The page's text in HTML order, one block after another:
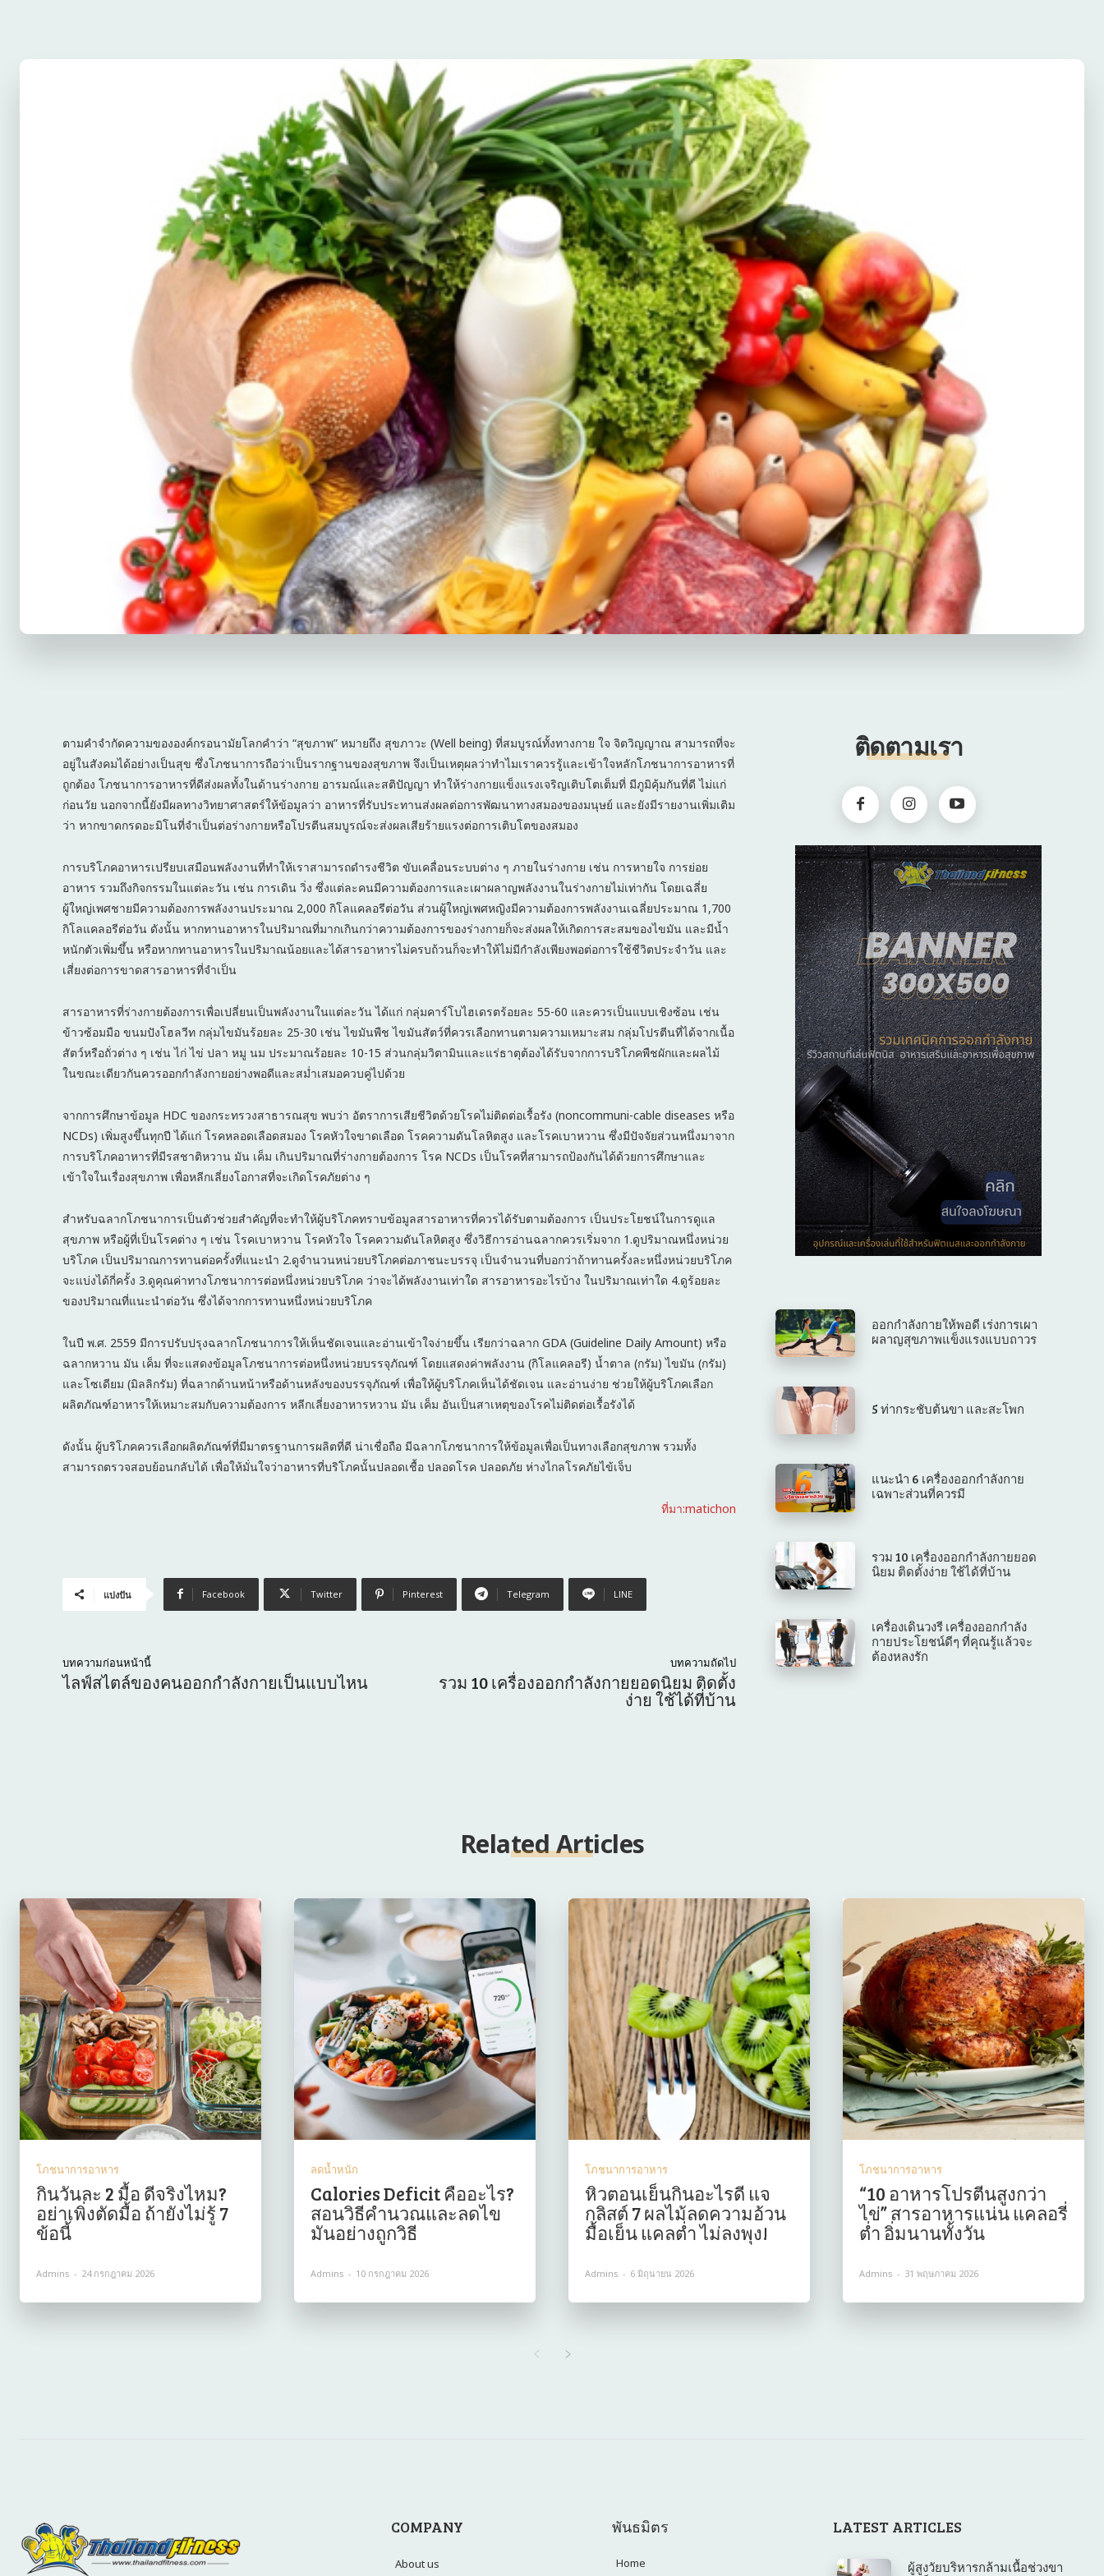
ตามคำจำกัดความขององค์กรอนามัยโลกคำว่า “สุขภาพ” หมายถึง สุขภาวะ (Well being) ที่สมบูรณ์ทั้งทางกาย ใจ จิตวิญญาณ สามารถที่จะ
อยู่ในสังคมได้อย่างเป็นสุข ซึ่งโภชนาการถือว่าเป็นรากฐานของสุขภาพ จึงเป็นเหตุผลว่าทำไมเราควรรู้และเข้าใจหลักโภชนาการอาหารที่
ถูกต้อง โภชนาการอาหารที่ดีส่งผลทั้งในด้านร่างกาย อารมณ์และสติปัญญา ทำให้ร่างกายแข็งแรงเจริญเติบโตเต็มที่ มีภูมิคุ้มกันที่ดี ไม่แก่
ก่อนวัย นอกจากนี้ยังมีผลทางวิทยาศาสตร์ให้ข้อมูลว่า อาหารที่รับประทานส่งผลต่อการพัฒนาทางสมองของมนุษย์ และยังมีรายงานเพิ่มเติม
ว่า หากขาดกรดอะมิโนที่จำเป็นต่อร่างกายหรือโปรตีนสมบูรณ์จะส่งผลเสียร้ายแรงต่อการเติบโตของสมอง
การบริโภคอาหารเปรียบเสมือนพลังงานที่ทำให้เราสามารถดำรงชีวิต ขับเคลื่อนระบบต่าง ๆ ภายในร่างกาย เช่น การหายใจ การย่อย
อาหาร รวมถึงกิจกรรมในแต่ละวัน เช่น การเดิน วิ่ง ซึ่งแต่ละคนมีความต้องการและเผาผลาญพลังงานในร่างกายไม่เท่ากัน โดยเฉลี่ย
ผู้ใหญ่เพศชายมีความต้องการพลังงานประมาณ 2,000 กิโลแคลอรีต่อวัน ส่วนผู้ใหญ่เพศหญิงมีความต้องการพลังงานเฉลี่ยประมาณ 1,700
กิโลแคลอรีต่อวัน ดังนั้น หากทานอาหารในปริมาณที่มากเกินกว่าความต้องการของร่างกายก็จะส่งผลให้เกิดการสะสมของไขมัน และมีน้ำ
หนักตัวเพิ่มขึ้น หรือหากทานอาหารในปริมาณน้อยและได้สารอาหารไม่ครบถ้วนก็จะทำให้ไม่มีกำลังเพียงพอต่อการใช้ชีวิตประจำวัน และ
เสี่ยงต่อการขาดสารอาหารที่จำเป็น
สารอาหารที่ร่างกายต้องการเพื่อเปลี่ยนเป็นพลังงานในแต่ละวัน ได้แก่ กลุ่มคาร์โบไฮเดรตร้อยละ 55-60 และควรเป็นแบบเชิงซ้อน เช่น
ข้าวซ้อมมือ ขนมปังโฮลวีท กลุ่มไขมันร้อยละ 25-30 เช่น ไขมันพืช ไขมันสัตว์ที่ควรเลือกทานตามความเหมาะสม กลุ่มโปรตีนที่ได้จากเนื้อ
สัตว์หรือถั่วต่าง ๆ เช่น ไก่ ไข่ ปลา หมู นม ประมาณร้อยละ 10-15 ส่วนกลุ่มวิตามินและแร่ธาตุต้องได้รับจากการบริโภคพืชผักและผลไม้
ในขณะเดียวกันควรออกกำลังกายอย่างพอดีและสม่ำเสมอควบคู่ไปด้วย
จากการศึกษาข้อมูล HDC ของกระทรวงสาธารณสุข พบว่า อัตราการเสียชีวิตด้วยโรคไม่ติดต่อเรื้อรัง (noncommuni-cable diseases หรือ
NCDs) เพิ่มสูงขึ้นทุกปี ได้แก่ โรคหลอดเลือดสมอง โรคหัวใจขาดเลือด โรคความดันโลหิตสูง และโรคเบาหวาน ซึ่งมีปัจจัยส่วนหนึ่งมาจาก
การบริโภคอาหารที่มีรสชาติหวาน มัน เค็ม เกินปริมาณที่ร่างกายต้องการ โรค NCDs เป็นโรคที่สามารถป้องกันได้ด้วยการศึกษาและ
เข้าใจในเรื่องสุขภาพ เพื่อหลีกเลี่ยงโอกาสที่จะเกิดโรคภัยต่าง ๆ
สำหรับฉลากโภชนาการเป็นตัวช่วยสำคัญที่จะทำให้ผู้บริโภคทราบข้อมูลสารอาหารที่ควรได้รับตามต้องการ เป็นประโยชน์ในการดูแล
สุขภาพ หรือผู้ที่เป็นโรคต่าง ๆ เช่น โรคเบาหวาน โรคหัวใจ โรคความดันโลหิตสูง ซึ่งวิธีการอ่านฉลากควรเริ่มจาก 1.ดูปริมาณหนึ่งหน่วย
บริโภค เป็นปริมาณการทานต่อครั้งที่แนะนำ 2.ดูจำนวนหน่วยบริโภคต่อภาชนะบรรจุ เป็นจำนวนที่บอกว่าถ้าทานครั้งละหนึ่งหน่วยบริโภค
จะแบ่งได้กี่ครั้ง 3.ดูคุณค่าทางโภชนาการต่อหนึ่งหน่วยบริโภค ว่าจะได้พลังงานเท่าใด สารอาหารอะไรบ้าง ในปริมาณเท่าใด 4.ดูร้อยละ
ของปริมาณที่แนะนำต่อวัน ซึ่งได้จากการทานหนึ่งหน่วยบริโภค
ในปี พ.ศ. 2559 มีการปรับปรุงฉลากโภชนาการให้เห็นชัดเจนและอ่านเข้าใจง่ายขึ้น เรียกว่าฉลาก GDA (Guideline Daily Amount) หรือ
ฉลากหวาน มัน เค็ม ที่จะแสดงข้อมูลโภชนาการต่อหนึ่งหน่วยบรรจุภัณฑ์ โดยแสดงค่าพลังงาน (กิโลแคลอรี) น้ำตาล (กรัม) ไขมัน (กรัม)
และโซเดียม (มิลลิกรัม) ที่ฉลากด้านหน้าหรือด้านหลังของบรรจุภัณฑ์ เพื่อให้ผู้บริโภคเห็นได้ชัดเจน และอ่านง่าย ช่วยให้ผู้บริโภคเลือก
ผลิตภัณฑ์อาหารให้เหมาะสมกับความต้องการ หลีกเลี่ยงอาหารหวาน มัน เค็ม อันเป็นสาเหตุของโรคไม่ติดต่อเรื้อรังได้
ดังนั้น ผู้บริโภคควรเลือกผลิตภัณฑ์ที่มีมาตรฐานการผลิตที่ดี น่าเชื่อถือ มีฉลากโภชนาการให้ข้อมูลเพื่อเป็นทางเลือกสุขภาพ รวมทั้ง
สามารถตรวจสอบย้อนกลับได้ เพื่อให้มั่นใจว่าอาหารที่บริโภคนั้นปลอดเชื้อ ปลอดโรค ปลอดภัย ห่างไกลโรคภัยไข้เจ็บ
ที่มา:matichon
แบ่งปัน Facebook Twitter Pinterest Telegram LINE
บทความก่อนหน้านี้
ไลฟ์สไตล์ของคนออกกำลังกายเป็นแบบไหน
บทความถัดไป
รวม 10 เครื่องออกกำลังกายยอดนิยม ติดตั้ง
ง่าย ใช้ได้ที่บ้าน
ติดตามเรา
ออกกำลังกายให้พอดี เร่งการเผา
ผลาญสุขภาพแข็งแรงแบบถาวร
5 ท่ากระชับต้นขา และสะโพก
แนะนำ 6 เครื่องออกกำลังกาย
เฉพาะส่วนที่ควรมี
รวม 10 เครื่องออกกำลังกายยอด
นิยม ติดตั้งง่าย ใช้ได้ที่บ้าน
เครื่องเดินวงรี เครื่องออกกำลัง
กายประโยชน์ดีๆ ที่คุณรู้แล้วจะ
ต้องหลงรัก
Related Articles
โภชนาการอาหาร
กินวันละ 2 มื้อ ดีจริงไหม?
อย่าเพิ่งตัดมื้อ ถ้ายังไม่รู้ 7
ข้อนี้
Admins - 24 กรกฎาคม 2026
ลดน้ำหนัก
Calories Deficit คืออะไร?
สอนวิธีคำนวณและลดไข
มันอย่างถูกวิธี
Admins - 10 กรกฎาคม 2026
โภชนาการอาหาร
หิวตอนเย็นกินอะไรดี แจ
กลิสต์ 7 ผลไม้ลดความอ้วน
มื้อเย็น แคลต่ำ ไม่ลงพุง!
Admins - 6 มิถุนายน 2026
โภชนาการอาหาร
“10 อาหารโปรตีนสูงกว่า
ไข่” สารอาหารแน่น แคลอรี่
ต่ำ อิ่มนานทั้งวัน
Admins - 31 พฤษภาคม 2026
COMPANY
About us
พันธมิตร
Home
LATEST ARTICLES
ผู้สูงวัยบริหารกล้ามเนื้อช่วงขา